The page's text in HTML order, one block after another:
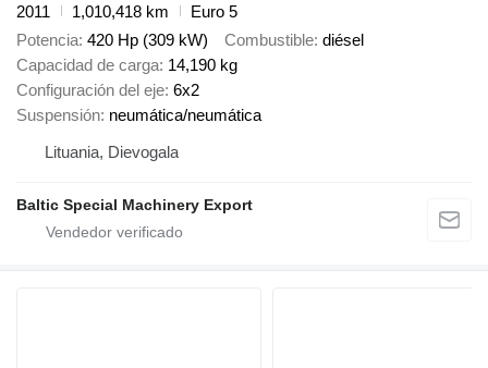
2011
1,010,418 km
Euro 5
Potencia 420 Hp (309 kW) Combustible diésel
Capacidad de carga 14,190 kg
Configuración del eje 6x2
Suspensión neumática/neumática
Lituania, Dievogala
Baltic Special Machinery Export